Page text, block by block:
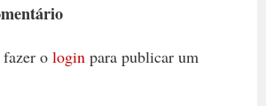
o loginpara publicar um